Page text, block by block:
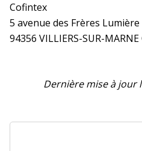
Cofintex
5 avenue des Frères Lumière
94356 VILLIERS-SUR-MARNE
Dernière mise à jour